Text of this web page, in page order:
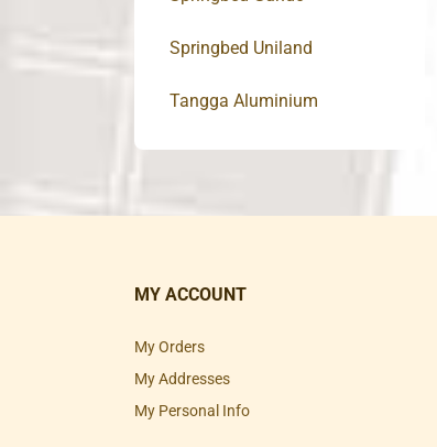
Springbed Uniland
Tangga Aluminium
MY ACCOUNT
My Orders
My Addresses
My Personal Info